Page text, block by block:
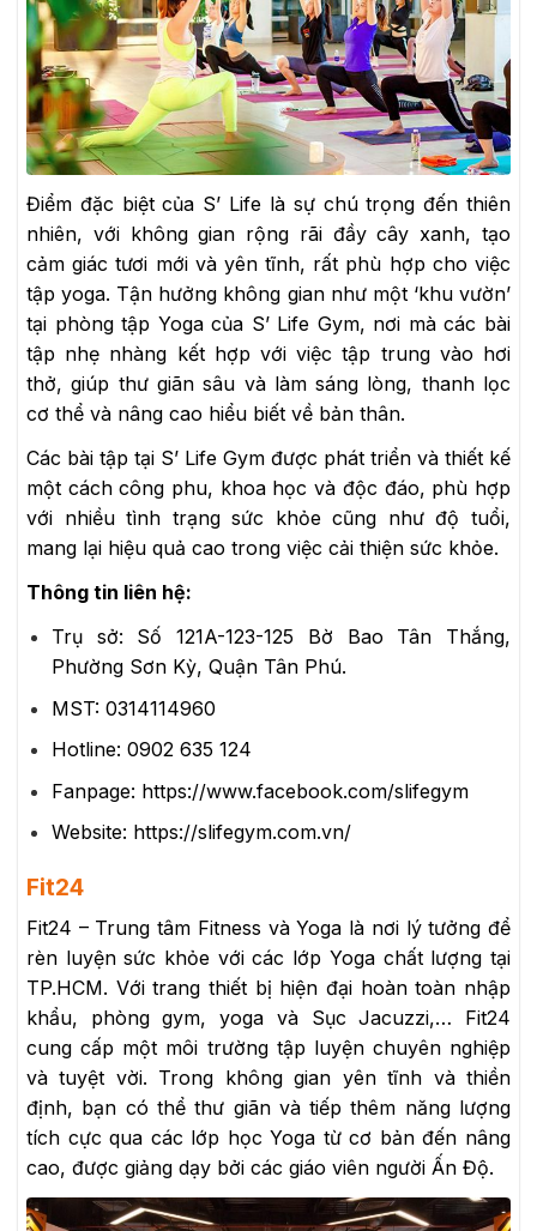
Điểm đặc biệt của S’ Life là sự chú trọng đến thiên
nhiên, với không gian rộng rãi đầy cây xanh, tạo
cảm giác tươi mới và yên tĩnh, rất phù hợp cho việc
tập yoga. Tận hưởng không gian như một ‘khu vườn’
tại phòng tập Yoga của S’ Life Gym, nơi mà các bài
tập nhẹ nhàng kết hợp với việc tập trung vào hơi
thở, giúp thư giãn sâu và làm sáng lòng, thanh lọc
cơ thể và nâng cao hiểu biết về bản thân.
Các bài tập tại S’ Life Gym được phát triển và thiết kế
một cách công phu, khoa học và độc đáo, phù hợp
với nhiều tình trạng sức khỏe cũng như độ tuổi,
mang lại hiệu quả cao trong việc cải thiện sức khỏe.
Thông tin liên hệ:
Trụ sở: Số 121A-123-125 Bờ Bao Tân Thắng,
Phường Sơn Kỳ, Quận Tân Phú.
MST: 0314114960
Hotline: 0902 635 124
Fanpage: https://www.facebook.com/slifegym
Website: https://slifegym.com.vn/
Fit24
Fit24 – Trung tâm Fitness và Yoga là nơi lý tưởng để
rèn luyện sức khỏe với các lớp Yoga chất lượng tại
TP.HCM. Với trang thiết bị hiện đại hoàn toàn nhập
khẩu, phòng gym, yoga và Sục Jacuzzi,… Fit24
cung cấp một môi trường tập luyện chuyên nghiệp
và tuyệt vời. Trong không gian yên tĩnh và thiền
định, bạn có thể thư giãn và tiếp thêm năng lượng
tích cực qua các lớp học Yoga từ cơ bản đến nâng
cao, được giảng dạy bởi các giáo viên người Ấn Độ.